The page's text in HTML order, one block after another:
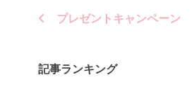
プレゼントキャンペーン
記事ランキング